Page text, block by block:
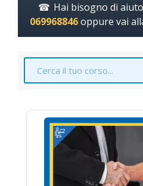
Hai bisogno di
069968846oppure vai